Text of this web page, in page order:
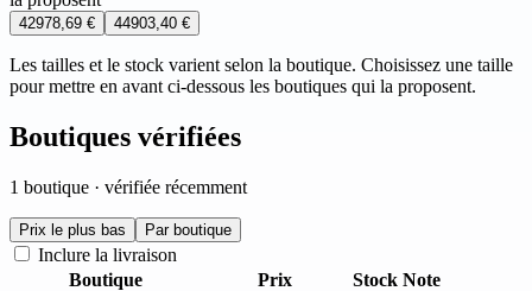
42978,69 € 44903,40 €
Les tailles et le stock varient selon la boutique. Choisissez une taille
pour mettre en avant ci-dessous les boutiques qui la proposent.
Boutiques vérifiées
1 boutique · vérifiée récemment
Prix le plus bas Par boutique
Inclure la livraison
Boutique
Prix Stock Note